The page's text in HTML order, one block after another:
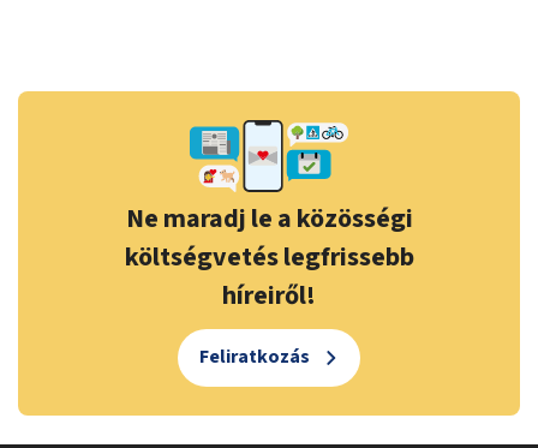
Ne maradj le a közösségi
költségvetés legfrissebb
híreiről!
Feliratkozás